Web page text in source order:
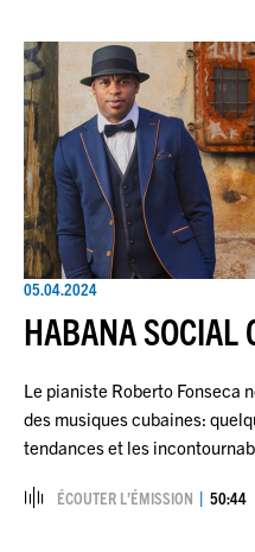
05.04.2024
HABANA SOCIAL
Le pianiste Roberto Fonseca
des musiques cubaines:
tendances et les
ÉCOUTER L’ÉMISSION 50:44